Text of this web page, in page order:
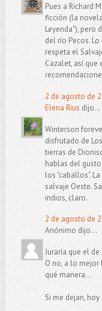
Pues a Richard
ficción (la
Leyenda"), pero
del río Pecos.
respeta el
Cazalet, así
2 de agosto de
Elena Rius dijo...
Winterson
disfrutado de
tierras de
hablas del
los "caballos".
salvaje Oeste.
indios, claro.
2 de agosto de
Anónimo dijo...
Juraría que el
O no, a lo mejor
qué manera...
Si me dejan,